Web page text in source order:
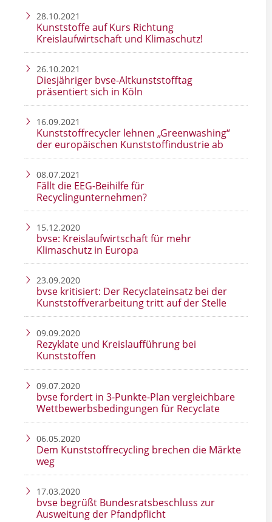
28.10.2021
Kunststoffe auf Kurs Richtung
Kreislaufwirtschaft und Klimaschutz!
26.10.2021
Diesjähriger bvse-Altkunststofftag
präsentiert sich in Köln
16.09.2021
Kunststoffrecycler lehnen „Greenwashing“
der europäischen Kunststoffindustrie ab
08.07.2021
Fällt die EEG-Beihilfe für
Recyclingunternehmen?
15.12.2020
bvse: Kreislaufwirtschaft für mehr
Klimaschutz in Europa
23.09.2020
bvse kritisiert: Der Recyclateinsatz bei der
Kunststoffverarbeitung tritt auf der Stelle
09.09.2020
Rezyklate und Kreislaufführung bei
Kunststoffen
09.07.2020
bvse fordert in 3-Punkte-Plan vergleichbare
Wettbewerbsbedingungen für Recyclate
06.05.2020
Dem Kunststoffrecycling brechen die Märkte
weg
17.03.2020
bvse begrüßt Bundesratsbeschluss zur
Ausweitung der Pfandpflicht